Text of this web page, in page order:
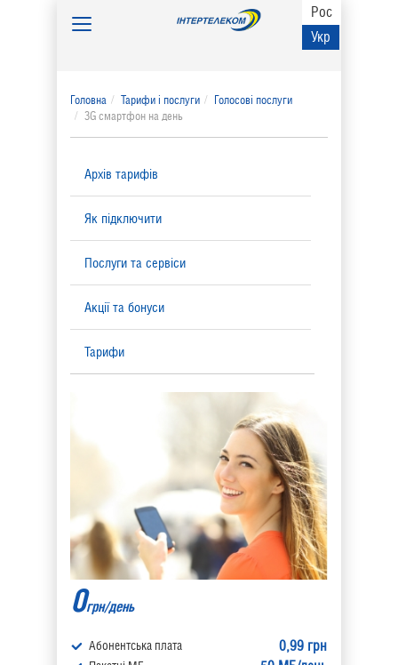
Рос
Укр
Toggle
Головна Тарифи і послуги
Голосові послуги
3G смартфон на день
Архів тарифів
Як підключити
Послуги та сервіси
Акції та бонуси
Тарифи
0грн/день
0,99 грн
Абонентська плата